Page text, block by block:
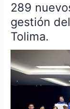
289
gestión
Tolima.
289
nuevos
líderes
fortalecen
la
gestión
riesgo